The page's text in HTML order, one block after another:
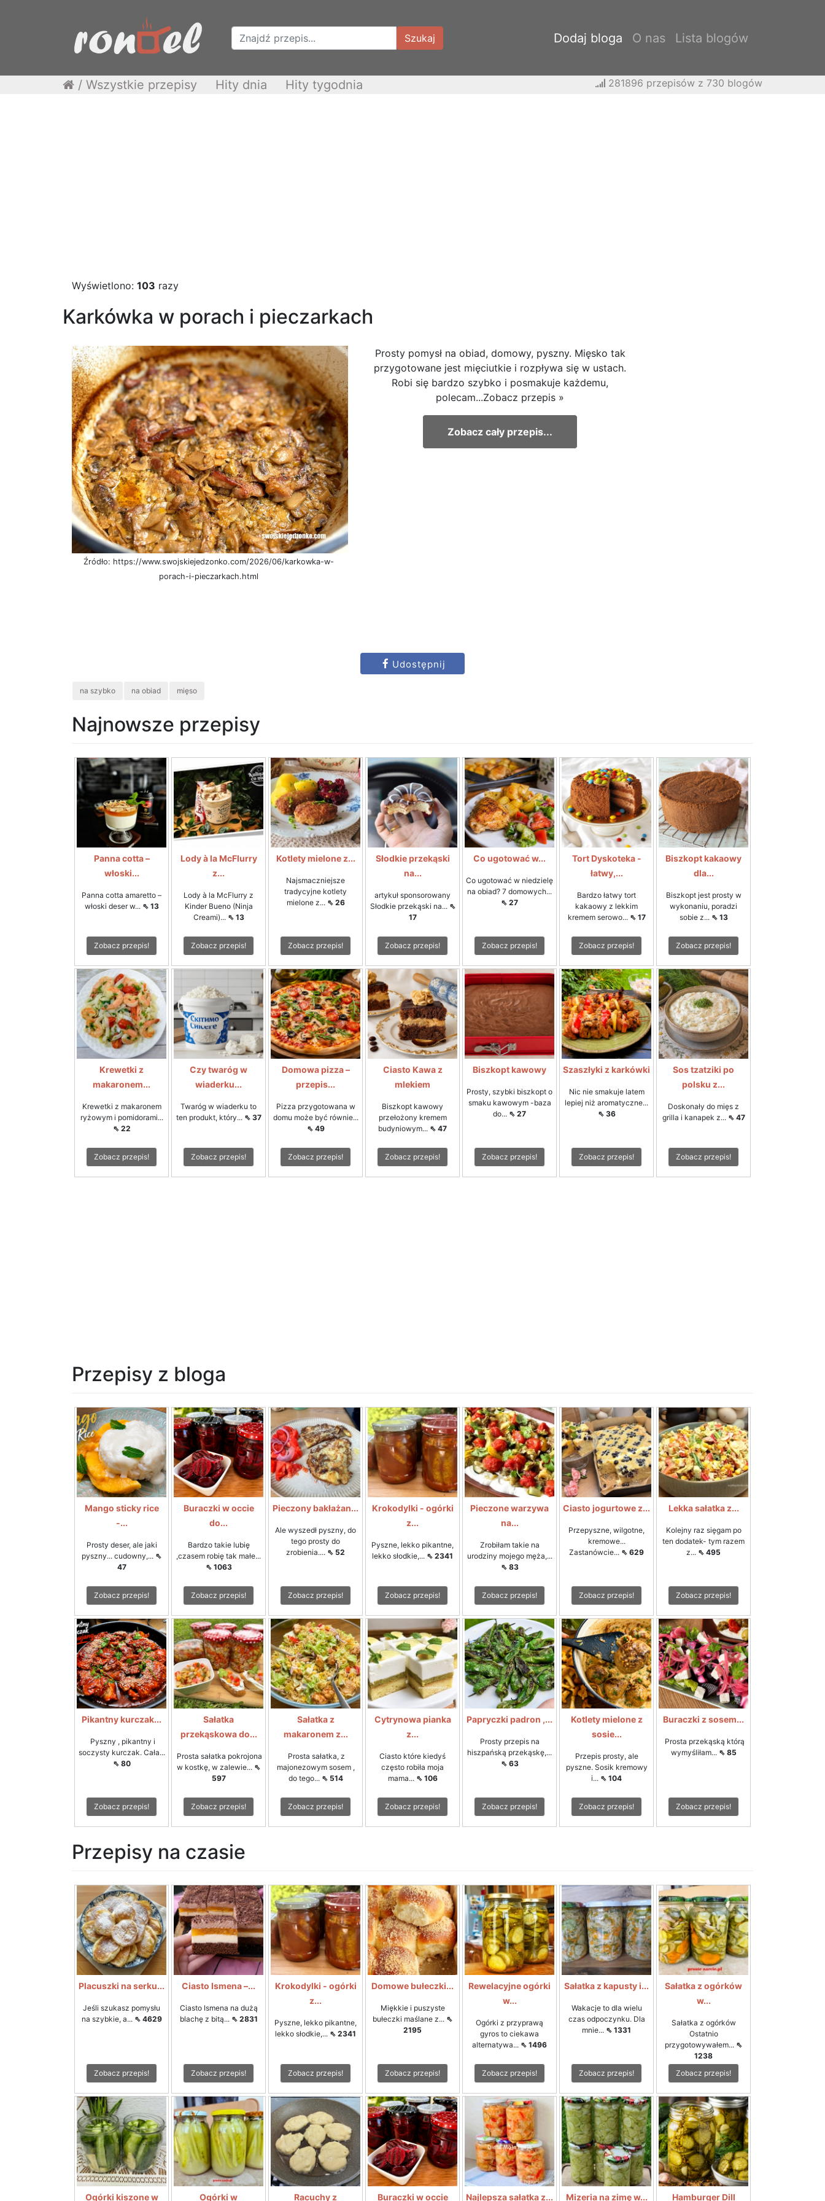
Szukaj Dodaj bloga O nas Lista blogów
/ Wszystkie przepisy Hity dnia Hity tygodnia 281896 przepisów z 730 blogów
Wyświetlono: 103 razy
Karkówka w porach i pieczarkach
Źródło: https://www.swojskiejedzonko.com/2026/06/karkowka-w-
porach-i-pieczarkach.html
Prosty pomysł na obiad, domowy, pyszny. Mięsko tak
przygotowane jest mięciutkie i rozpływa się w ustach.
Robi się bardzo szybko i posmakuje każdemu,
polecam...Zobacz przepis »
Zobacz cały przepis...
Udostępnij
na szybko na obiad mięso
Najnowsze przepisy
Panna cotta –
włoski...
Panna cotta amaretto –
włoski deser w... ⇖ 13
Zobacz przepis!
Lody à la McFlurry
z...
Lody à la McFlurry z
Kinder Bueno (Ninja
Creami)... ⇖ 13
Zobacz przepis!
Kotlety mielone z...
Najsmaczniejsze
tradycyjne kotlety
mielone z... ⇖ 26
Zobacz przepis!
Słodkie przekąski
na...
artykuł sponsorowany
Słodkie przekąski na... ⇖
17
Zobacz przepis!
Co ugotować w...
Co ugotować w niedzielę
na obiad? 7 domowych...
⇖ 27
Zobacz przepis!
Tort Dyskoteka -
łatwy,...
Bardzo łatwy tort
kakaowy z lekkim
kremem serowo... ⇖ 17
Zobacz przepis!
Biszkopt kakaowy
dla...
Biszkopt jest prosty w
wykonaniu, poradzi
sobie z... ⇖ 13
Zobacz przepis!
Krewetki z
makaronem...
Krewetki z makaronem
ryżowym i pomidorami...
⇖ 22
Zobacz przepis!
Czy twaróg w
wiaderku...
Twaróg w wiaderku to
ten produkt, który... ⇖ 37
Zobacz przepis!
Domowa pizza –
przepis...
Pizza przygotowana w
domu może być równie...
⇖ 49
Zobacz przepis!
Ciasto Kawa z
mlekiem
Biszkopt kawowy
przełożony kremem
budyniowym... ⇖ 47
Zobacz przepis!
Biszkopt kawowy
Prosty, szybki biszkopt o
smaku kawowym -baza
do... ⇖ 27
Zobacz przepis!
Szaszłyki z karkówki
Nic nie smakuje latem
lepiej niż aromatyczne...
⇖ 36
Zobacz przepis!
Sos tzatziki po
polsku z...
Doskonały do mięs z
grilla i kanapek z... ⇖ 47
Zobacz przepis!
Przepisy z bloga
Mango sticky rice
-...
Prosty deser, ale jaki
pyszny... cudowny,... ⇖
47
Zobacz przepis!
Buraczki w occie
do...
Bardzo takie lubię
,czasem robię tak małe...
⇖ 1063
Zobacz przepis!
Pieczony bakłażan...
Ale wyszedł pyszny, do
tego prosty do
zrobienia.... ⇖ 52
Zobacz przepis!
Krokodylki - ogórki
z...
Pyszne, lekko pikantne,
lekko słodkie,... ⇖ 2341
Zobacz przepis!
Pieczone warzywa
na...
Zrobiłam takie na
urodziny mojego męża,...
⇖ 83
Zobacz przepis!
Ciasto jogurtowe z...
Przepyszne, wilgotne,
kremowe...
Zastanówcie... ⇖ 629
Zobacz przepis!
Lekka sałatka z...
Kolejny raz sięgam po
ten dodatek- tym razem
z... ⇖ 495
Zobacz przepis!
Pikantny kurczak...
Pyszny , pikantny i
soczysty kurczak. Cała...
⇖ 80
Zobacz przepis!
Sałatka
przekąskowa do...
Prosta sałatka pokrojona
w kostkę, w zalewie... ⇖
597
Zobacz przepis!
Sałatka z
makaronem z...
Prosta sałatka, z
majonezowym sosem ,
do tego... ⇖ 514
Zobacz przepis!
Cytrynowa pianka
z...
Ciasto które kiedyś
często robiła moja
mama... ⇖ 106
Zobacz przepis!
Papryczki padron ,...
Prosty przepis na
hiszpańską przekąskę,...
⇖ 63
Zobacz przepis!
Kotlety mielone z
sosie...
Przepis prosty, ale
pyszne. Sosik kremowy
i... ⇖ 104
Zobacz przepis!
Buraczki z sosem...
Prosta przekąską którą
wymyśliłam... ⇖ 85
Zobacz przepis!
Przepisy na czasie
Placuszki na serku...
Jeśli szukasz pomysłu
na szybkie, a... ⇖ 4629
Zobacz przepis!
Ciasto Ismena –...
Ciasto Ismena na dużą
blachę z bitą... ⇖ 2831
Zobacz przepis!
Krokodylki - ogórki
z...
Pyszne, lekko pikantne,
lekko słodkie,... ⇖ 2341
Zobacz przepis!
Domowe bułeczki...
Miękkie i puszyste
bułeczki maślane z... ⇖
2195
Zobacz przepis!
Rewelacyjne ogórki
w...
Ogórki z przyprawą
gyros to ciekawa
alternatywa... ⇖ 1496
Zobacz przepis!
Sałatka z kapusty i...
Wakacje to dla wielu
czas odpoczynku. Dla
mnie... ⇖ 1331
Zobacz przepis!
Sałatka z ogórków
w...
Sałatka z ogórków
Ostatnio
przygotowywałem... ⇖
1238
Zobacz przepis!
Ogórki kiszone w Ogórki w Racuchy z Buraczki w occie Najlepsza sałatka z... Mizeria na zimę w... Hamburger Dill